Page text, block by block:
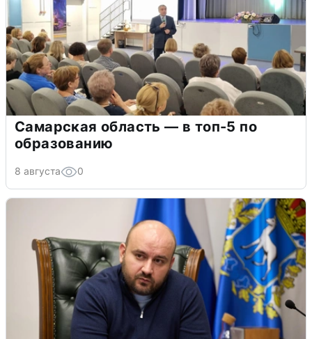
Самарская область — в топ-5 по
образованию
8 августа 0